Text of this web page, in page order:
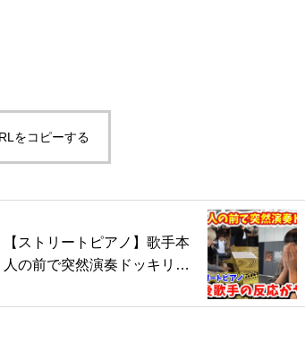
をコピーする
【ストリートピアノ】歌手本
人の前で突然演奏ドッキリ‼️
い…「天気雨/Novel core fea